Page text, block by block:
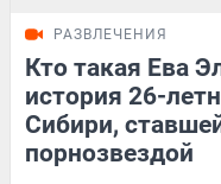
РАЗВЛЕЧЕНИЯ
Кто такая Ева
история 26-
Сибири,
порнозвездой